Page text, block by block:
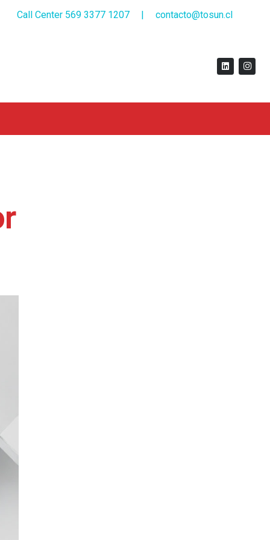
Call Center 569 3377 1207 | contacto@tosun.cl